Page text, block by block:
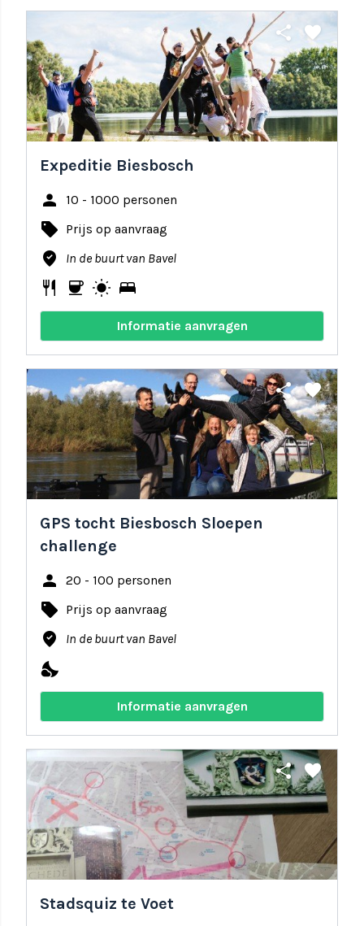
share favorite
Expeditie Biesbosch
person 10 - 1000 personen
local_offer Prijs op aanvraag
where_to_vote In de buurt van Bavel
restaurant coffee wb_sunny bed
Informatie aanvragen
share favorite
GPS tocht Biesbosch Sloepen
challenge
person 20 - 100 personen
local_offer Prijs op aanvraag
where_to_vote In de buurt van Bavel
nights_stay
Informatie aanvragen
share favorite
Stadsquiz te Voet